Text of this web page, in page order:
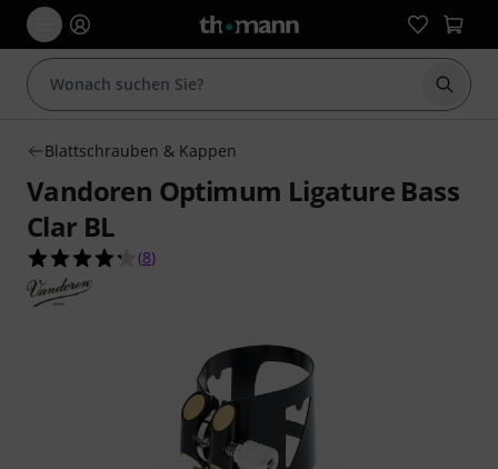
Suche
Blattschrauben & Kappen
Vandoren Optimum Ligature Bass
Clar BL
4.3 von 5 Sternen aus 8 Kundenbewertungen
(8)